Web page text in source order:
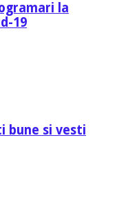
la
19
bune si vesti